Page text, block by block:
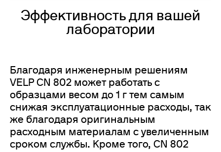
Эффективность для вашей
лаборатории
Благодаря инженерным решениям
VELP CN 802 может работать с
образцами весом до 1 г тем самым
снижая эксплуатационные расходы, так
же благодаря оригинальным
расходным материалам с увеличенным
сроком службы. Кроме того, CN 802